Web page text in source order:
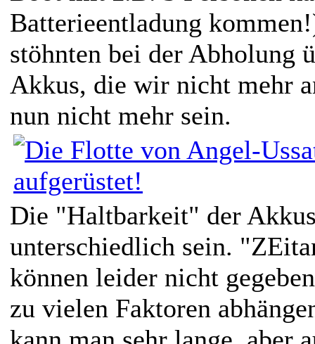
Batterieentladung
stöhnten bei der Abholung
Akkus, die wir nicht mehr
nun nicht mehr sein.
Die "Haltbarkeit" der
unterschiedlich sein.
können leider nicht
zu vielen Faktoren